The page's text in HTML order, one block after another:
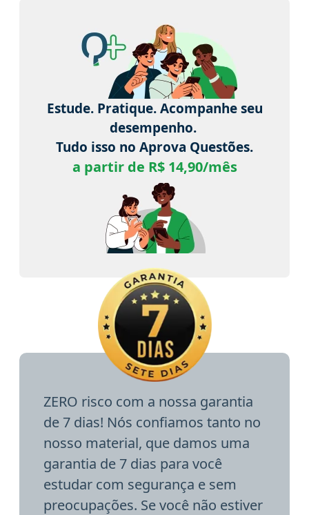
Estude. Pratique. Acompanhe seu
desempenho.
Tudo isso no Aprova Questões.
a partir de R$ 14,90/mês
ZERO risco com a nossa garantia
de 7 dias! Nós confiamos tanto no
nosso material, que damos uma
garantia de 7 dias para você
estudar com segurança e sem
preocupações. Se você não estiver